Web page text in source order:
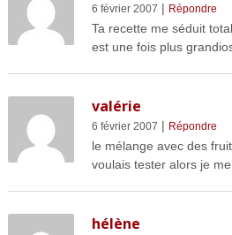
6 février 2007 | Répondre
Ta recette me séduit
est une fois plus
valérie
6 février 2007 | Répondre
le mélange avec des
voulais tester alors je
hélène